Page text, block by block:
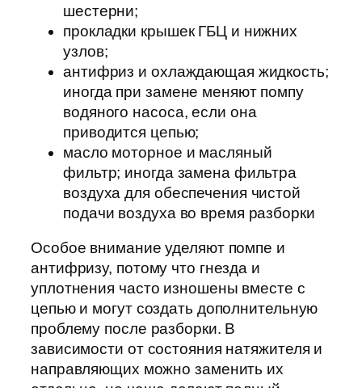
шестерни;
прокладки крышек ГБЦ и нижних
узлов;
антифриз и охлаждающая жидкость;
иногда при замене меняют помпу
водяного насоса, если она
приводится цепью;
масло моторное и масляный
фильтр; иногда замена фильтра
воздуха для обеспечения чистой
подачи воздуха во время разборки
Особое внимание уделяют помпе и
антифризу, потому что гнезда и
уплотнения часто изношены вместе с
цепью и могут создать дополнительную
проблему после разборки. В
зависимости от состояния натяжителя и
направляющих можно заменить их